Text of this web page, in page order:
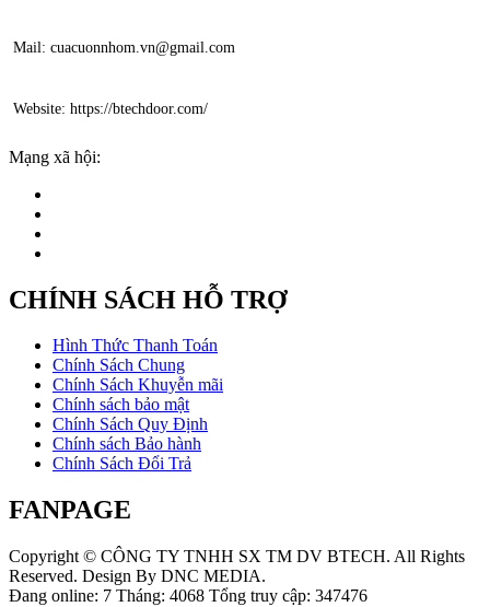
Mail: cuacuonnhom.vn@gmail.com
Website: https://btechdoor.com/
Mạng xã hội:
CHÍNH SÁCH HỖ TRỢ
Hình Thức Thanh Toán
Chính Sách Chung
Chính Sách Khuyễn mãi
Chính sách bảo mật
Chính Sách Quy Định
Chính sách Bảo hành
Chính Sách Đổi Trả
FANPAGE
Copyright © CÔNG TY TNHH SX TM DV BTECH. All Rights
Reserved. Design By DNC MEDIA.
Đang online: 7 Tháng: 4068 Tổng truy cập: 347476